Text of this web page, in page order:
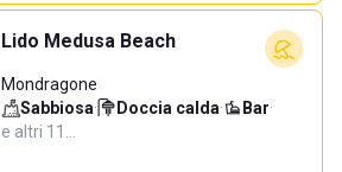
Lido Medusa Beach
Mondragone
Sabbiosa· Doccia calda· Bar·
e altri 11…